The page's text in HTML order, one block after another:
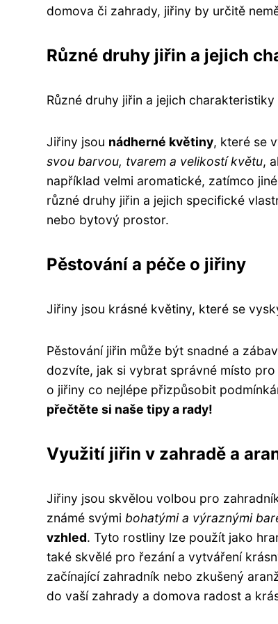
domova či zahrady, jiřiny by určitě
Různé druhy jiřin a jejich
Různé druhy jiřin a jejich charakteristiky
Jiřiny jsou nádherné květiny, které se
svou barvou, tvarem a velikostí květu,
například velmi aromatické, zatímco
různé druhy jiřin a jejich specifické
nebo bytový prostor.
Pěstování a péče o jiřiny
Jiřiny jsou krásné květiny, které se
Pěstování jiřin může být snadné a
dozvíte, jak si vybrat správné místo
o jiřiny co nejlépe přizpůsobit
přečtěte si naše tipy a rady!
Využití jiřin v zahradě a
Jiřiny jsou skvělou volbou pro
známé svými bohatými a výraznými
vzhled. Tyto rostliny lze použít jako
také skvělé pro řezání a vytváření
začínající zahradník nebo zkušený
do vaší zahrady a domova radost a